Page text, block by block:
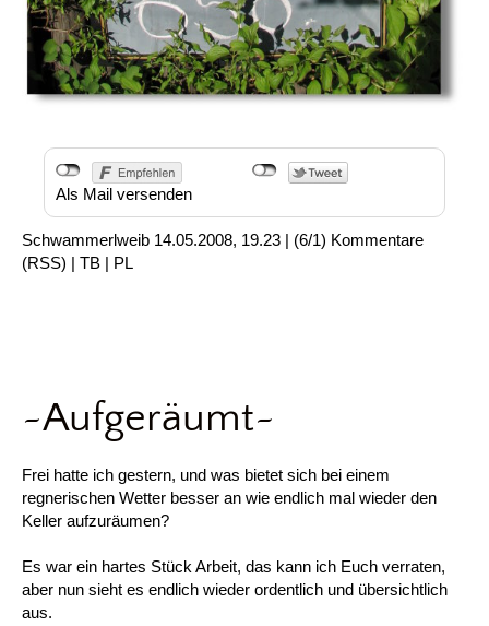
Als Mail versenden
Schwammerlweib 14.05.2008, 19.23 | (6/1) Kommentare
(RSS) | TB | PL
~Aufgeräumt~
Frei hatte ich gestern, und was bietet sich bei einem
regnerischen Wetter besser an wie endlich mal wieder den
Keller aufzuräumen?
Es war ein hartes Stück Arbeit, das kann ich Euch verraten,
aber nun sieht es endlich wieder ordentlich und übersichtlich
aus.